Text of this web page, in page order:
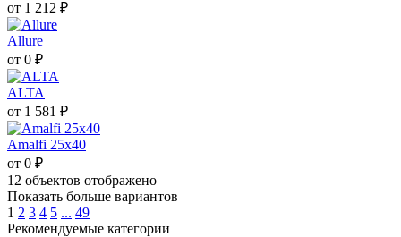
от 1 212 ₽
Allure
от 0 ₽
ALTA
от 1 581 ₽
Amalfi 25х40
от 0 ₽
12 объектов отображено
Показать больше вариантов
1 2 3 4 5 ... 49
Рекомендуемые категории